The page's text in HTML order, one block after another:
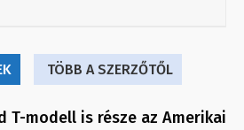
TÖBB A SZERZŐTŐL
T-modell is része az Amerikai